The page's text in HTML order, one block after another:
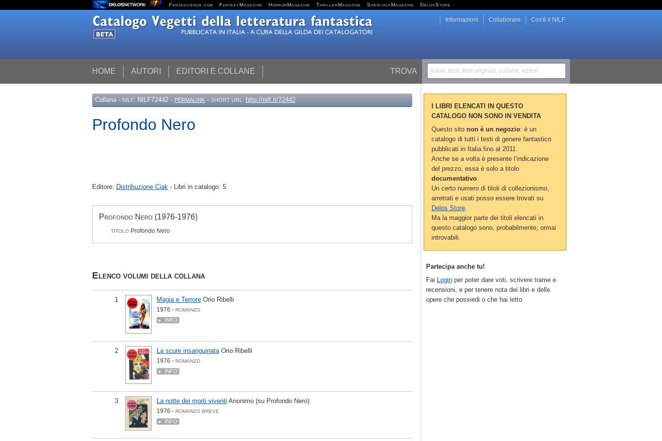
Fantascienza.com FantasyMagazine HorrorMagazine ThrillerMagazine SherlockMagazine DelosStore
TROVA Autori, titoli, titoli originali, collane, editori
HOME AUTORI EDITORI E COLLANE
Cos'è il NILF
Collaborare
Informazioni
Collana - NILF: NILF72442 - PERMALINK - SHORT URL: http://nilf.it/72442
Profondo Nero
Editore: Distribuzione Ciak - Libri in catalogo: 5
Profondo Nero (1976-1976)
TITOLO Profondo Nero
Elenco volumi della collana
1 Magia e Terrore Orio Ribelli
1976 - ROMANZO
INFO
2 La scure insanguinata Orio Ribelli
1976 - ROMANZO
INFO
3 La notte dei morti viventi Anonimo (su Profondo Nero)
1976 - ROMANZO BREVE
INFO
I LIBRI ELENCATI IN QUESTO
CATALOGO NON SONO IN VENDITA
Questo sito non è un negozio: è un
catalogo di tutti i testi di genere fantastico
pubblicati in Italia fino al 2011.
Anche se a volta è presente l’indicazione
del prezzo, essa è solo a titolo
documentativo
Un certo numero di titoli di collezionismo,
arretrati e usati posso essere trovati su
Delos Store
Ma la maggior parte dei titoli elencati in
questo catalogo sono, probabilmente, ormai
introvabili.
Partecipa anche tu!
Fai Login per poter dare voti, scrivere trame e
recensioni, e per tenere nota dei libri e delle
opere che possiedi o che hai letto.